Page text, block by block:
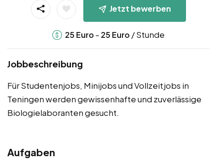
Jetzt bewerben
25 Euro - 25 Euro / Stunde
Jobbeschreibung
Für Studentenjobs, Minijobs und Vollzeitjobs in
Teningen werden gewissenhafte und zuverlässige
Biologielaboranten gesucht.
Aufgaben